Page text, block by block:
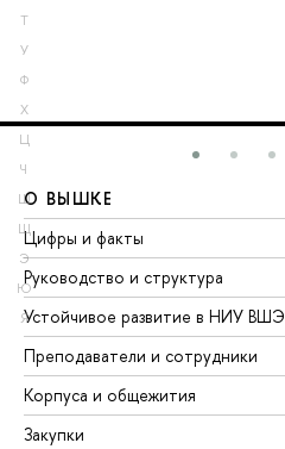
Т
У
Ф
Х
Ц
Ч
Ш
Щ
Э
Ю
Я
О ВЫШКЕ
Цифры и факты
Руководство и структура
Устойчивое развитие в НИУ ВШЭ
Преподаватели и сотрудники
Корпуса и общежития
Закупки